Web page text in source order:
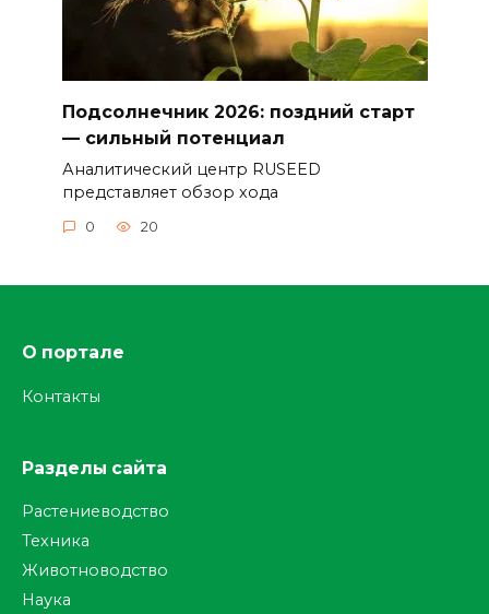
Подсолнечник 2026: поздний старт
— сильный потенциал
Аналитический центр RUSEED
представляет обзор хода
0 20
О портале
Контакты
Разделы сайта
Растениеводство
Техника
Животноводство
Наука